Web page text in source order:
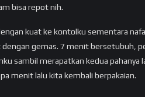
bisa repot nih.
kuat ke kontolku sementara
gemas. 7 menit bersetubuh,
sambil merapatkan kedua pahanya
menit lalu kita kembali berpakaian.